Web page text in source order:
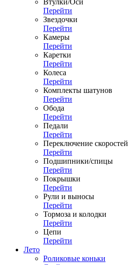
Втулки/Оси
Перейти
Звездочки
Перейти
Камеры
Перейти
Каретки
Перейти
Колеса
Перейти
Комплекты шатунов
Перейти
Обода
Перейти
Педали
Перейти
Переключение скоростей
Перейти
Подшипники/спицы
Перейти
Покрышки
Перейти
Рули и выносы
Перейти
Тормоза и колодки
Перейти
Цепи
Перейти
Лето
Роликовые коньки